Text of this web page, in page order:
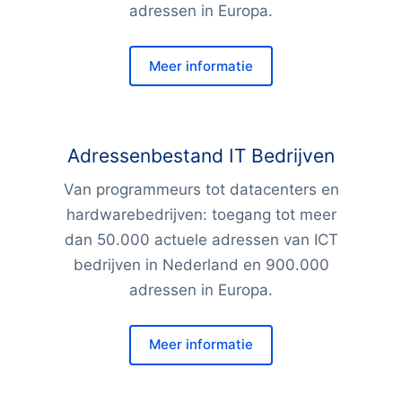
adressen in Europa.
Meer informatie
Adressenbestand IT Bedrijven
Van programmeurs tot datacenters en
hardwarebedrijven: toegang tot meer
dan 50.000 actuele adressen van ICT
bedrijven in Nederland en 900.000
adressen in Europa.
Meer informatie